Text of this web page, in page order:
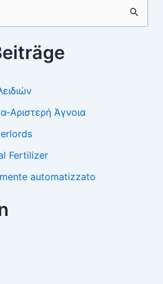
Αριστερή Άγνοια
Fertilizer
automatizzato